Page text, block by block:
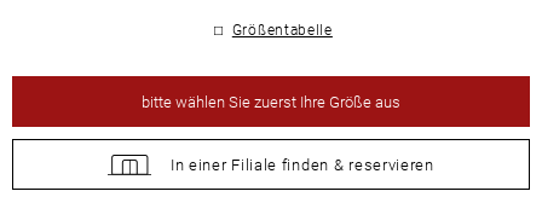
Größentabelle
bittewählen Sie zuerst Ihre Größe aus
In einer Filiale finden & reservieren